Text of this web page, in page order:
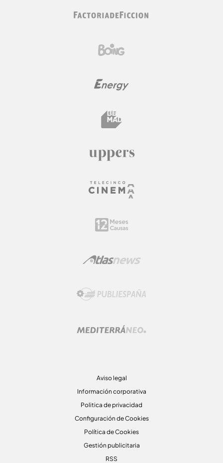
Aviso legal
Información corporativa
Politica de privacidad
Configuración de Cookies
Política de Cookies
Gestión publicitaria
RSS